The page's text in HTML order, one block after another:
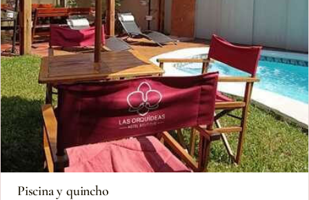
Piscina y quincho